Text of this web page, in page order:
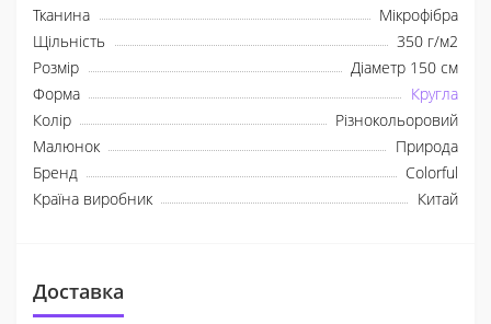
Тканина
Мікрофібра
Щільність
350 г/м2
Розмір
Діаметр 150 см
Форма
Кругла
Колір
Різнокольоровий
Малюнок
Природа
Бренд
Colorful
Країна виробник
Китай
Доставка